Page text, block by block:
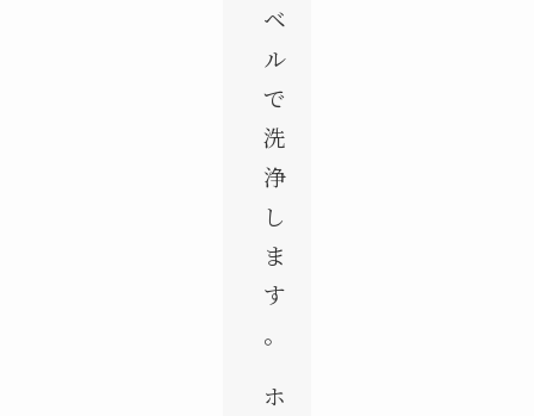
ベ
ル
で
洗
浄
し
ま
す
。
ホ